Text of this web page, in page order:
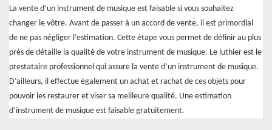
La vente d’un instrument de musique est faisable si vous souhaitez
changer le vôtre. Avant de passer à un accord de vente, il est primordial
de ne pas négliger l’estimation. Cette étape vous permet de définir au plus
près de détaille la qualité de votre instrument de musique. Le luthier est le
prestataire professionnel qui assure la vente d’un instrument de musique.
D’ailleurs, il effectue également un achat et rachat de ces objets pour
pouvoir les restaurer et viser sa meilleure qualité. Une estimation
d’instrument de musique est faisable gratuitement.